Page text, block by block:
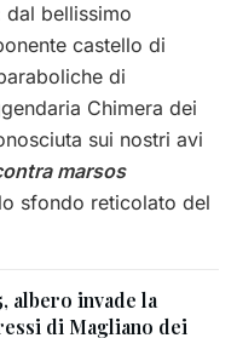
bellissimo
castello di
di
Chimera dei
sui nostri avi
marsos
sfondo reticolato del
albero invade la
di Magliano dei